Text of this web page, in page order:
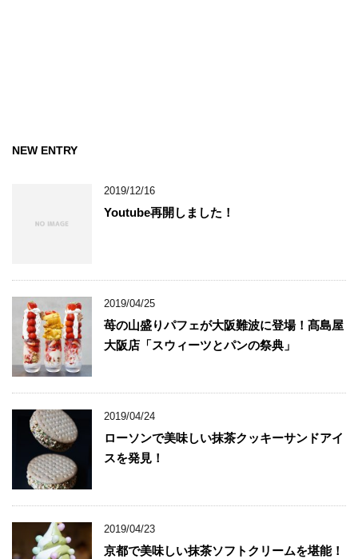
NEW ENTRY
2019/12/16
Youtube再開しました！
2019/04/25
苺の山盛りパフェが大阪難波に登場！髙島屋
大阪店「スウィーツとパンの祭典」
2019/04/24
ローソンで美味しい抹茶クッキーサンドアイ
スを発見！
2019/04/23
京都で美味しい抹茶ソフトクリームを堪能！